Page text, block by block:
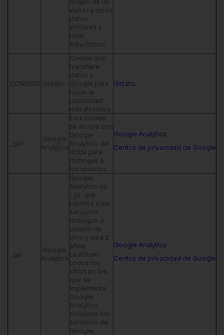
origen de las
visitas y otros
datos
similares a
nivel
estadístico.
CONSENT Gstatic
Cookie que
transfiere
datos a
Google para
hacer la
publicidad
más atractiva.
Gstatic
_gid
Google
Analytics
Esta cookie
se asocia con
Google
Analytics. Se
utiliza para
distinguir a
los usuarios.
Google Analytics
Centro de privacidad de Google
_ga
Google
Analytics
Google
Analytics es
_ga, que
permite a los
servicios
distinguir a
usuario de
otro y dura 2
años.
La utilizan
todos los
sitios en los
que se
implementa
Google
Analytics,
incluidos los
servicios de
Google.
Google Analytics
Centro de privacidad de Google